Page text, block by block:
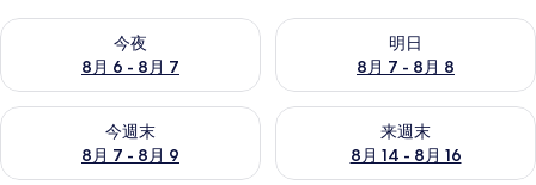
今夜
8月 6 - 8月 7
今夜 8月 6 - 8月 7 の空室状況をチェック
明日
8月 7 - 8月 8
明日 8月 7 - 8月 8 の空室状況
今週末
8月 7 - 8月 9
今週末 8月 7 - 8月 9 の空室状況をチェック
来週末
8月 14 - 8月 16
来週末 8月 14 - 8月 16 の空室